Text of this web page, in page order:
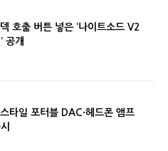
호출 버튼 넣은 ‘나이트소드 V2
공개
타일 포터블 DAC·헤드폰 앰프